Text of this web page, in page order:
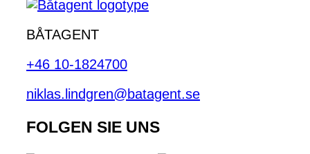
BÅTAGENT
+46 10-1824700
niklas.lindgren@batagent.se
FOLGEN SIE UNS